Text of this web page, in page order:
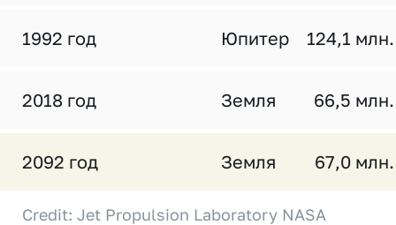
1992 год Юпитер 124,1
2018 год Земля 66,5
2092 год Земля 67,0
Credit: Jet Propulsion Laboratory NASA